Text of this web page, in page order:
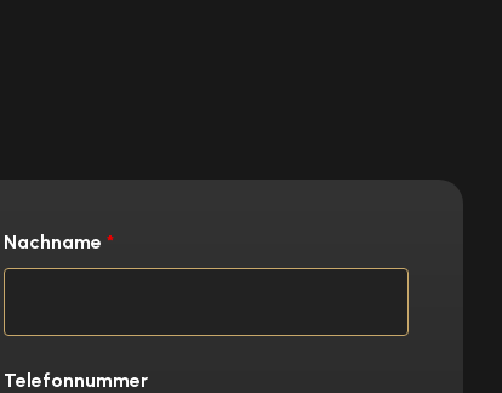
Nachname *
Telefonnummer